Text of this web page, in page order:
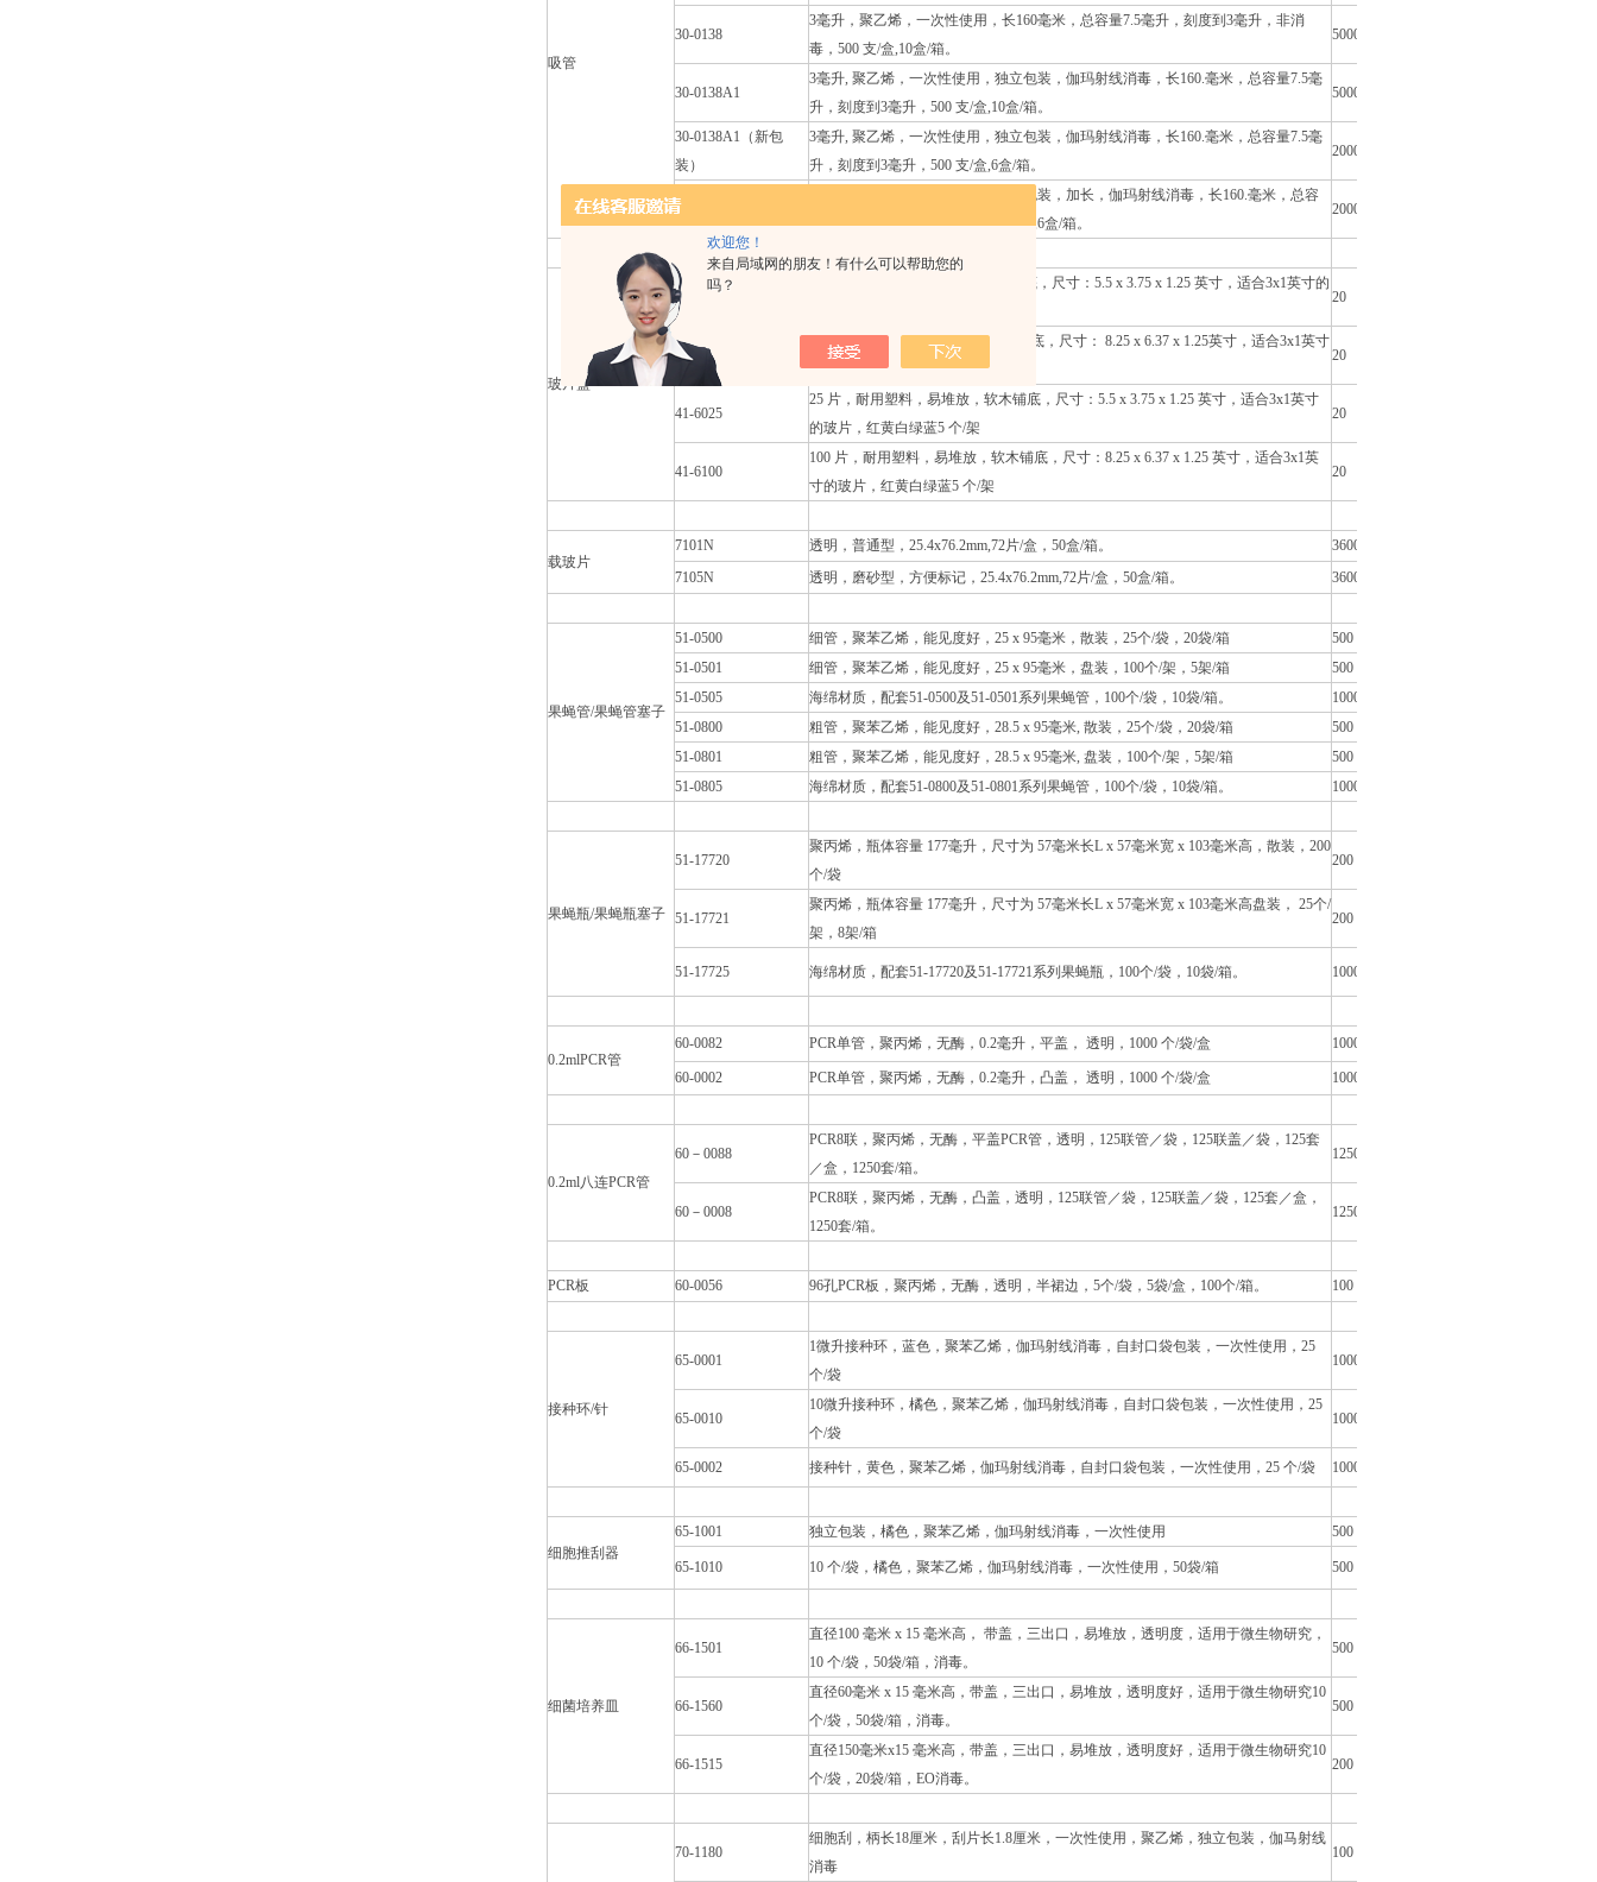
欢迎您！
来自局域网的朋友！有什么可以帮助您的
吗？
吸管
30-0138
3毫升，聚乙烯，一次性使用，长160毫米，总容量7.5毫升，刻度到3毫升，非消
毒，500 支/盒,10盒/箱。
5000
30-0138A1
3毫升, 聚乙烯，一次性使用，独立包装，伽玛射线消毒，长160.毫米，总容量7.5毫
升，刻度到3毫升，500 支/盒,10盒/箱。
5000
30-0138A1（新包
装）
3毫升, 聚乙烯，一次性使用，独立包装，伽玛射线消毒，长160.毫米，总容量7.5毫
升，刻度到3毫升，500 支/盒,6盒/箱。
2000
30-0238A1
3毫升, 聚乙烯，一次性使用，独立包装，加长，伽玛射线消毒，长160.毫米，总容
量7.5毫升，刻度到3毫升，500 支/盒,6盒/箱。
2000
玻片盒
41-5025
25片，耐用塑料，易堆放，泡沫铺底，尺寸：5.5 x 3.75 x 1.25 英寸，适合3x1英寸的
20
41-5100
100片，耐用塑料，易堆放，泡沫铺底，尺寸： 8.25 x 6.37 x 1.25英寸，适合3x1英寸
的玻片，红黄白绿蓝5 个/架
20
41-6025
25 片，耐用塑料，易堆放，软木铺底，尺寸：5.5 x 3.75 x 1.25 英寸，适合3x1英寸
的玻片，红黄白绿蓝5 个/架
20
41-6100
100 片，耐用塑料，易堆放，软木铺底，尺寸：8.25 x 6.37 x 1.25 英寸，适合3x1英
寸的玻片，红黄白绿蓝5 个/架
20
载玻片
7101N 透明，普通型，25.4x76.2mm,72片/盒，50盒/箱。
3600
7105N
透明，磨砂型，方便标记，25.4x76.2mm,72片/盒，50盒/箱。 3600
果蝇管/果蝇管塞子
51-0500 细管，聚苯乙烯，能见度好，25 x 95毫米，散装，25个/袋，20袋/箱
500
51-0501
细管，聚苯乙烯，能见度好，25 x 95毫米，盘装，100个/架，5架/箱
500
51-0505
海绵材质，配套51-0500及51-0501系列果蝇管，100个/袋，10袋/箱。
1000
51-0800
粗管，聚苯乙烯，能见度好，28.5 x 95毫米, 散装，25个/袋，20袋/箱
500
51-0801
粗管，聚苯乙烯，能见度好，28.5 x 95毫米, 盘装，100个/架，5架/箱
500
51-0805
海绵材质，配套51-0800及51-0801系列果蝇管，100个/袋，10袋/箱。 1000
果蝇瓶/果蝇瓶塞子
51-17720
聚丙烯，瓶体容量 177毫升，尺寸为 57毫米长L x 57毫米宽 x 103毫米高，散装，200
个/袋
200
51-17721
聚丙烯，瓶体容量 177毫升，尺寸为 57毫米长L x 57毫米宽 x 103毫米高盘装， 25个/
架，8架/箱
200
51-17725 海绵材质，配套51-17720及51-17721系列果蝇瓶，100个/袋，10袋/箱。 1000
0.2mlPCR管
60-0082 PCR单管，聚丙烯，无酶，0.2毫升，平盖， 透明，1000 个/袋/盒 10000
60-0002 PCR单管，聚丙烯，无酶，0.2毫升，凸盖， 透明，1000 个/袋/盒 10000
0.2ml八连PCR管
60－0088
PCR8联，聚丙烯，无酶，平盖PCR管，透明，125联管／袋，125联盖／袋，125套
／盒，1250套/箱。
1250
60－0008
PCR8联，聚丙烯，无酶，凸盖，透明，125联管／袋，125联盖／袋，125套／盒，
1250套/箱。
1250
PCR板 60-0056 96孔PCR板，聚丙烯，无酶，透明，半裙边，5个/袋，5袋/盒，100个/箱。 100
接种环/针
65-0001
1微升接种环，蓝色，聚苯乙烯，伽玛射线消毒，自封口袋包装，一次性使用，25
个/袋
1000
65-0010
10微升接种环，橘色，聚苯乙烯，伽玛射线消毒，自封口袋包装，一次性使用，25
个/袋
1000
65-0002 接种针，黄色，聚苯乙烯，伽玛射线消毒，自封口袋包装，一次性使用，25 个/袋 1000
细胞推刮器
65-1001 独立包装，橘色，聚苯乙烯，伽玛射线消毒，一次性使用 500
65-1010 10 个/袋，橘色，聚苯乙烯，伽玛射线消毒，一次性使用，50袋/箱 500
细菌培养皿
66-1501
直径100 毫米 x 15 毫米高， 带盖，三出口，易堆放，透明度，适用于微生物研究，
10 个/袋，50袋/箱，消毒。
500
66-1560
直径60毫米 x 15 毫米高，带盖，三出口，易堆放，透明度好，适用于微生物研究10
个/袋，50袋/箱，消毒。
500
66-1515
直径150毫米x15 毫米高，带盖，三出口，易堆放，透明度好，适用于微生物研究10
个/袋，20袋/箱，EO消毒。
200
70-1180
细胞刮，柄长18厘米，刮片长1.8厘米，一次性使用，聚乙烯，独立包装，伽马射线
消毒
100